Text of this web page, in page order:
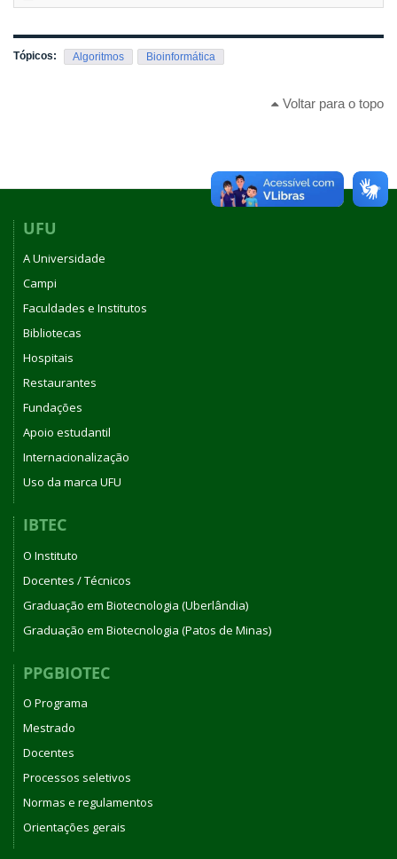
Tópicos: Algoritmos Bioinformática
Voltar para o topo
UFU
A Universidade
Campi
Faculdades e Institutos
Bibliotecas
Hospitais
Restaurantes
Fundações
Apoio estudantil
Internacionalização
Uso da marca UFU
IBTEC
O Instituto
Docentes / Técnicos
Graduação em Biotecnologia (Uberlândia)
Graduação em Biotecnologia (Patos de Minas)
PPGBIOTEC
O Programa
Mestrado
Docentes
Processos seletivos
Normas e regulamentos
Orientações gerais